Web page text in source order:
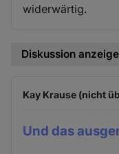
widerwärtig.
Diskussion
Kay Krause (nicht
Und das